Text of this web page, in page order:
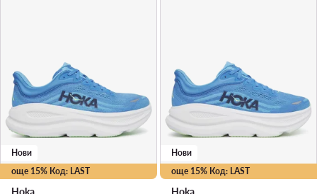
още 15% Код: LAST
Нови
още 15% Код: LAST
Нови